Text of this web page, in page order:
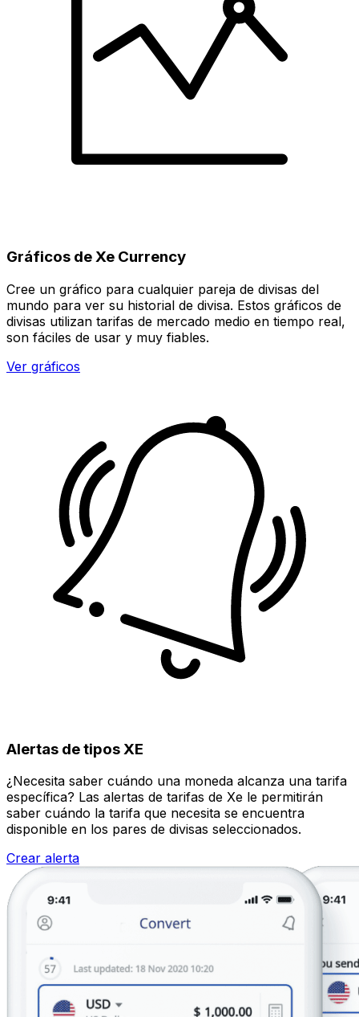
Gráficos de Xe Currency
Cree un gráfico para cualquier pareja de divisas del
mundo para ver su historial de divisa. Estos gráficos de
divisas utilizan tarifas de mercado medio en tiempo real,
son fáciles de usar y muy fiables.
Ver gráficos
Alertas de tipos XE
¿Necesita saber cuándo una moneda alcanza una tarifa
específica? Las alertas de tarifas de Xe le permitirán
saber cuándo la tarifa que necesita se encuentra
disponible en los pares de divisas seleccionados.
Crear alerta